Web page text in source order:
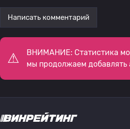
Написать комментарий
ВНИМАНИЕ: Статистика
мы продолжаем добавлять